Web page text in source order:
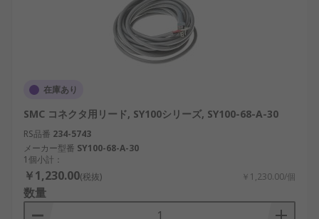
在庫あり
SMC コネクタ用リード, SY100シリーズ, SY100-68-A-30
RS品番 234-5743
メーカー型番 SY100-68-A-30
1個小計：
￥1,230.00(税抜) ￥1,230.00/個
数量